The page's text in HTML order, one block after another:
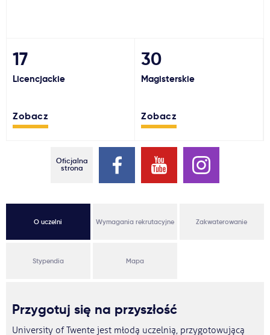
Usługi
Aktualności
17
Licencjackie
Zobacz
30
Magisterskie
Zobacz
Oficjalna
strona
O uczelni Wymagania rekrutacyjne Zakwaterowanie
Stypendia Mapa
Przygotuj się na przyszłość
University of Twente jest młodą uczelnią, przygotowującą